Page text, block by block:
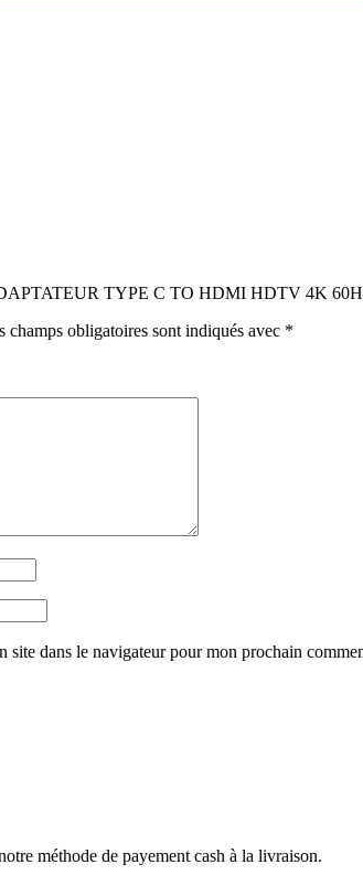
TYPE C TO HDMI HDTV 4K
champs obligatoires sont indiqués avec *
site dans le navigateur pour mon prochain
méthode de payement cash à la livraison.